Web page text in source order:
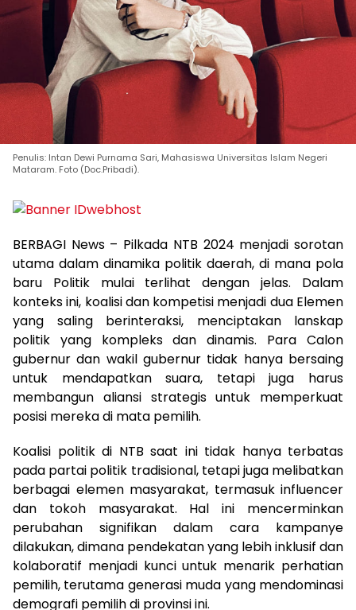
Penulis: Intan Dewi Purnama Sari, Mahasiswa Universitas Islam Negeri
Mataram. Foto (Doc.Pribadi).
BERBAGI News – Pilkada NTB 2024 menjadi sorotan
utama dalam dinamika politik daerah, di mana pola
baru Politik mulai terlihat dengan jelas. Dalam
konteks ini, koalisi dan kompetisi menjadi dua Elemen
yang saling berinteraksi, menciptakan lanskap
politik yang kompleks dan dinamis. Para Calon
gubernur dan wakil gubernur tidak hanya bersaing
untuk mendapatkan suara, tetapi juga harus
membangun aliansi strategis untuk memperkuat
posisi mereka di mata pemilih.
Koalisi politik di NTB saat ini tidak hanya terbatas
pada partai politik tradisional, tetapi juga melibatkan
berbagai elemen masyarakat, termasuk influencer
dan tokoh masyarakat. Hal ini mencerminkan
perubahan signifikan dalam cara kampanye
dilakukan, dimana pendekatan yang lebih inklusif dan
kolaboratif menjadi kunci untuk menarik perhatian
pemilih, terutama generasi muda yang mendominasi
demografi pemilih di provinsi ini.